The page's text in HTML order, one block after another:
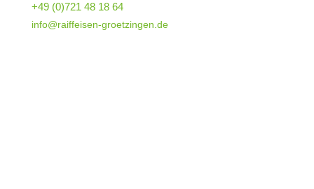
+49 (0)721 48 18 64
info@raiffeisen-groetzingen.de